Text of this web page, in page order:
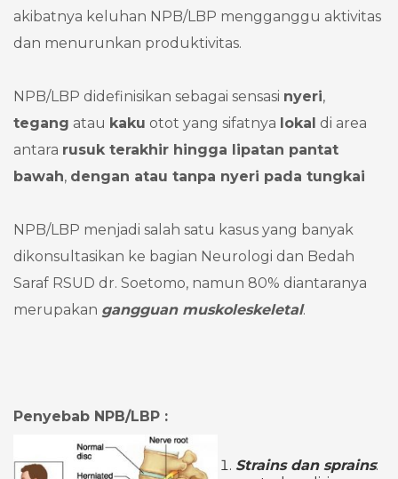
akibatnya keluhan NPB/LBP mengganggu aktivitas
dan menurunkan produktivitas.
NPB/LBP didefinisikan sebagai sensasi nyeri,
tegang atau kaku otot yang sifatnya lokal di area
antara rusuk terakhir hingga lipatan pantat
bawah, dengan atau tanpa nyeri pada tungkai
NPB/LBP menjadi salah satu kasus yang banyak
dikonsultasikan ke bagian Neurologi dan Bedah
Saraf RSUD dr. Soetomo, namun 80% diantaranya
merupakan gangguan muskoleskeletal.
Penyebab NPB/LBP :
Strains dan sprains: